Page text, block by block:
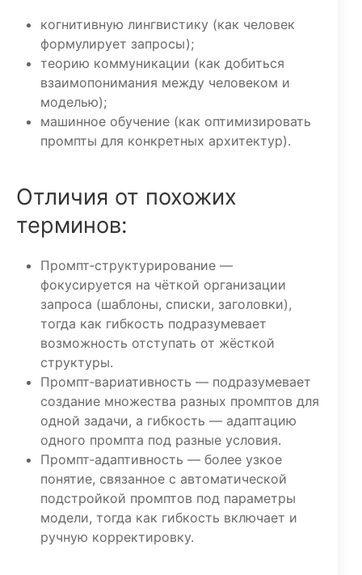
когнитивную лингвистику (как человек
формулирует запросы);
теорию коммуникации (как добиться
взаимопонимания между человеком и
моделью);
машинное обучение (как оптимизировать
промпты для конкретных архитектур).
Отличия от похожих
терминов:
Промпт‑структурирование —
фокусируется на чёткой организации
запроса (шаблоны, списки, заголовки),
тогда как гибкость подразумевает
возможность отступать от жёсткой
структуры.
Промпт‑вариативность — подразумевает
создание множества разных промптов для
одной задачи, а гибкость — адаптацию
одного промпта под разные условия.
Промпт‑адаптивность — более узкое
понятие, связанное с автоматической
подстройкой промптов под параметры
модели, тогда как гибкость включает и
ручную корректировку.